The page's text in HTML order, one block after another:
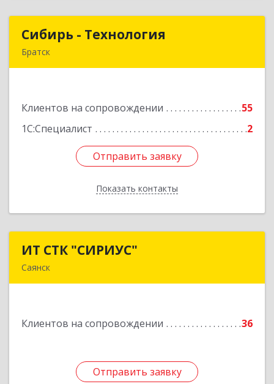
Сибирь - Технология
Братск
Клиентов на сопровождении
55
1С:Специалист
2
Отправить заявку
Показать контакты
Сибирь - Технология
Подробнее
Отправить заявку
Назад
ИТ СТК "СИРИУС"
Саянск
Клиентов на сопровождении 36
Отправить заявку
ИТ СТК "СИРИУС"
Подробнее
Отправить заявку